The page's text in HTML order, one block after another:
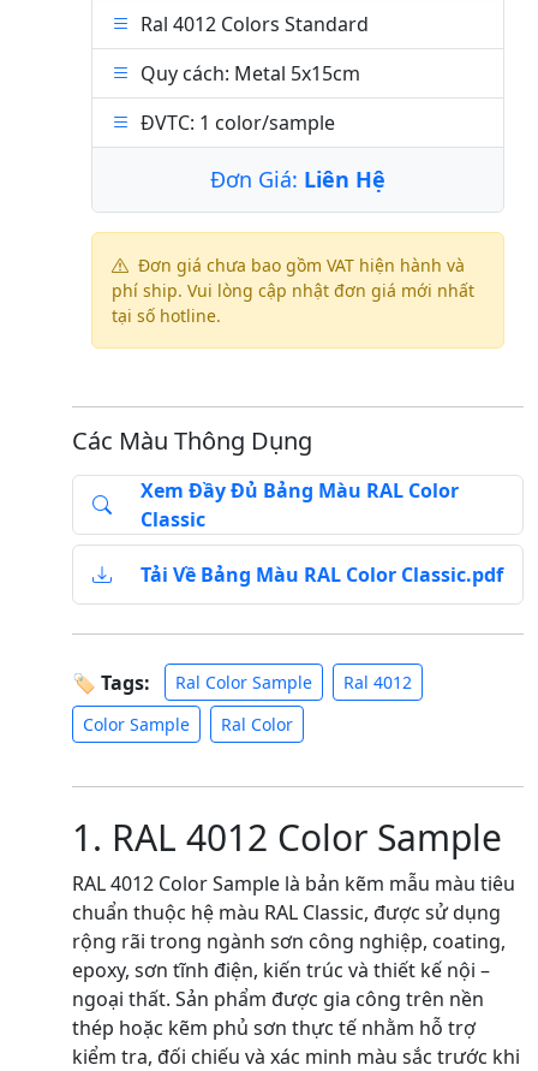
Ral 4012 Colors Standard
Quy cách: Metal 5x15cm
ĐVTC: 1 color/sample
Đơn Giá: Liên Hệ
Đơn giá chưa bao gồm VAT hiện hành và
phí ship. Vui lòng cập nhật đơn giá mới nhất
tại số hotline.
Các Màu Thông Dụng
Xem Đầy Đủ Bảng Màu RAL Color
Classic
Tải Về Bảng Màu RAL Color Classic.pdf
🏷 Tags: Ral Color Sample
Ral 4012
Color Sample
Ral Color
1. RAL 4012 Color Sample
RAL 4012 Color Sample là bản kẽm mẫu màu tiêu
chuẩn thuộc hệ màu RAL Classic, được sử dụng
rộng rãi trong ngành sơn công nghiệp, coating,
epoxy, sơn tĩnh điện, kiến trúc và thiết kế nội –
ngoại thất. Sản phẩm được gia công trên nền
thép hoặc kẽm phủ sơn thực tế nhằm hỗ trợ
kiểm tra, đối chiếu và xác minh màu sắc trước khi